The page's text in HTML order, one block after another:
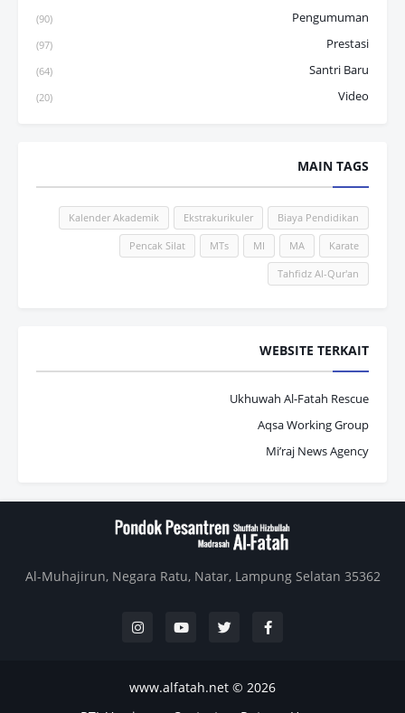
Pengumuman
(90)
Prestasi
(97)
Santri Baru
(64)
Video
(20)
MAIN TAGS
Biaya Pendidikan
Ekstrakurikuler
Kalender Akademik
Karate
MA
MI
MTs
Pencak Silat
Tahfidz Al-Qur'an
WEBSITE TERKAIT
Ukhuwah Al-Fatah Rescue
Aqsa Working Group
Mi’raj News Agency
Al-Muhajirun, Negara Ratu, Natar, Lampung Selatan 35362
2026 ©
www.alfatah.net